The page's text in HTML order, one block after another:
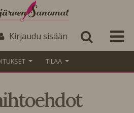
Kirjaudu sisään
TILAA